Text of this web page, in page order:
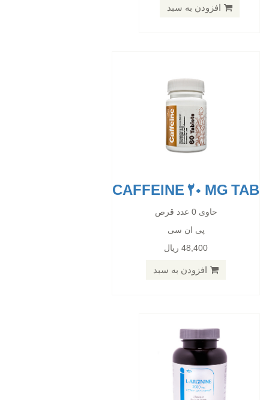
افزودن به سبد
CAFFEINE 20 MG TAB
حاوی 0 عدد قرص
پی ان سی
48,400 ریال
افزودن به سبد
48,400 ریال
OBESTOP
پی ان سی
71,300 ریال